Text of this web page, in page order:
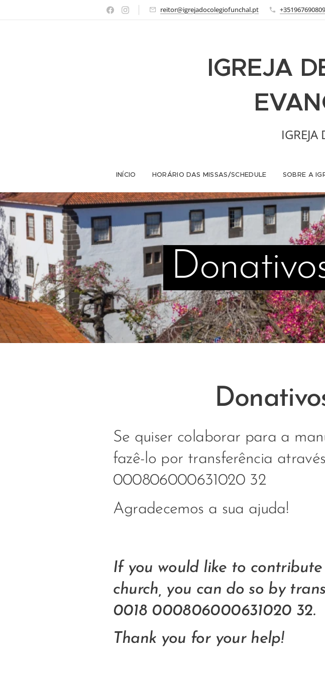
reitor@igrejadocolegiofunchal.pt +351967690809
IGREJA
INÍCIO HORÁRIO DAS MISSAS/SCHEDULE SOBRE A
Se quiser colaborar para a
fazê-lo por transferência
000806000631020 32
Agradecemos a sua ajuda!
If you would like to
church, you can do so by
0018 000806000631020 32.
Thank you for your help!